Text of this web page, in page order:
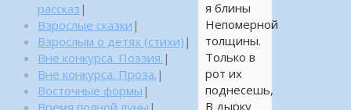
я блины
Непомерной
толщины.
Только в
рот их
поднесешь,
В дырку
рассказ |
Взрослые сказки |
Взрослым о детях (стихи) |
Вне конкурса. Поэзия. |
Вне конкурса. Проза. |
Восточные формы |
Время полной луны |